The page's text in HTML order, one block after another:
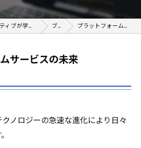
サブスクでクリエイティブが学べるオンラインスクール ブログ プラットフォームサービスの未来
サービスの未来
ノロジーの急速な進化により日々